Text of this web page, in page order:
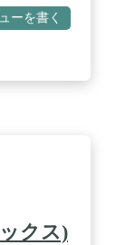
ます。 /
で、耐摩
タンドは
折りたた
ャリーバ
利です。
ーを書く
クス)